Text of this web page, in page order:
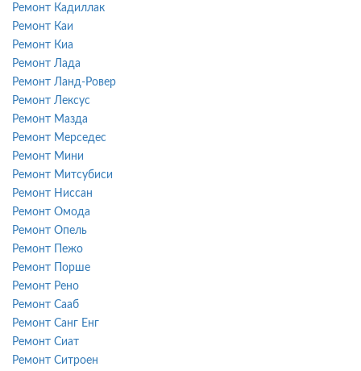
Ремонт Кадиллак
Ремонт Каи
Ремонт Киа
Ремонт Лада
Ремонт Ланд-Ровер
Ремонт Лексус
Ремонт Мазда
Ремонт Мерседес
Ремонт Мини
Ремонт Митсубиси
Ремонт Ниссан
Ремонт Омода
Ремонт Опель
Ремонт Пежо
Ремонт Порше
Ремонт Рено
Ремонт Сааб
Ремонт Санг Енг
Ремонт Сиат
Ремонт Ситроен